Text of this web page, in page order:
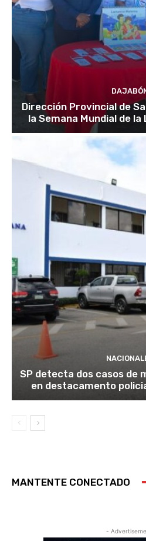
Dirección Provincial de
la Semana Mundial de
SP detecta dos casos de
en destacamento
MANTENTE CONECTADO
-